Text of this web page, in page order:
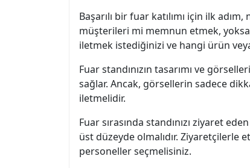
Başarılı bir fuar katılımı için ilk
müşterileri mi memnun etmek,
iletmek istediğinizi ve hangi ürün
Fuar standınızın tasarımı ve
sağlar. Ancak, görsellerin sadece
iletmelidir.
Fuar sırasında standınızı ziyaret
üst düzeyde olmalıdır. Ziyaretçilerle
personeller seçmelisiniz.